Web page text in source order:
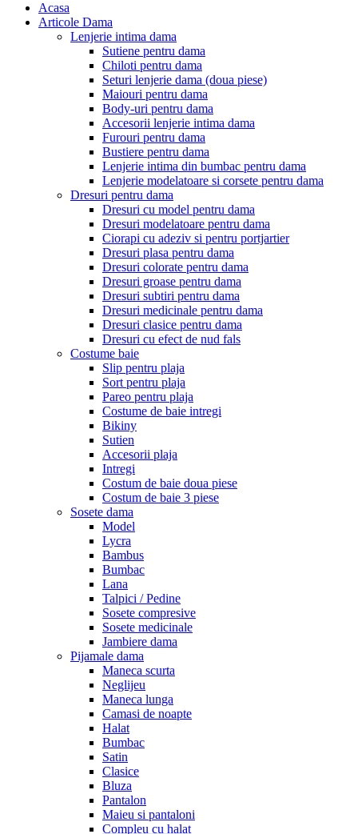
Acasa
Articole Dama
Lenjerie intima dama
Sutiene pentru dama
Chiloti pentru dama
Seturi lenjerie dama (doua piese)
Maiouri pentru dama
Body-uri pentru dama
Accesorii lenjerie intima dama
Furouri pentru dama
Bustiere pentru dama
Lenjerie intima din bumbac pentru dama
Lenjerie modelatoare si corsete pentru dama
Dresuri pentru dama
Dresuri cu model pentru dama
Dresuri modelatoare pentru dama
Ciorapi cu adeziv si pentru portjartier
Dresuri plasa pentru dama
Dresuri colorate pentru dama
Dresuri groase pentru dama
Dresuri subtiri pentru dama
Dresuri medicinale pentru dama
Dresuri clasice pentru dama
Dresuri cu efect de nud fals
Costume baie
Slip pentru plaja
Sort pentru plaja
Pareo pentru plaja
Costume de baie intregi
Bikiny
Sutien
Accesorii plaja
Intregi
Costum de baie doua piese
Costum de baie 3 piese
Sosete dama
Model
Lycra
Bambus
Bumbac
Lana
Talpici / Pedine
Sosete compresive
Sosete medicinale
Jambiere dama
Pijamale dama
Maneca scurta
Neglijeu
Maneca lunga
Camasi de noapte
Halat
Bumbac
Satin
Clasice
Bluza
Pantalon
Maieu si pantaloni
Compleu cu halat